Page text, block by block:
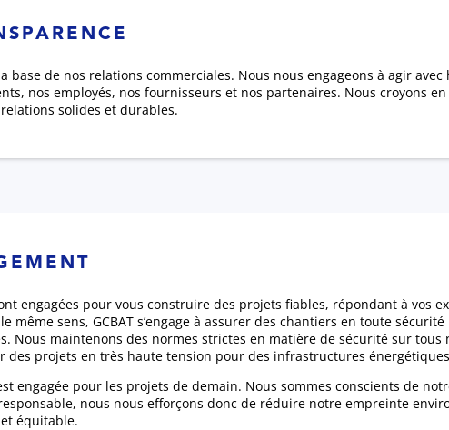
base de nos relations commerciales. Nous nous engageons à agir
nos employés, nos fournisseurs et nos partenaires. Nous croyons
solides et durables.
engagées pour vous construire des projets fiables, répondant à vos
même sens, GCBAT s’engage à assurer des chantiers en toute
Nous maintenons des normes strictes en matière de sécurité sur
des projets en très haute tension pour des infrastructures
engagée pour les projets de demain. Nous sommes conscients de
nous nous efforçons donc de réduire notre empreinte
équitable.